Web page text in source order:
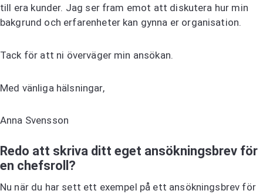
till era kunder. Jag ser fram emot att diskutera hur min
bakgrund och erfarenheter kan gynna er organisation.
Tack för att ni överväger min ansökan.
Med vänliga hälsningar,
Anna Svensson
Redo att skriva ditt eget ansökningsbrev för
en chefsroll?
Nu när du har sett ett exempel på ett ansökningsbrev för